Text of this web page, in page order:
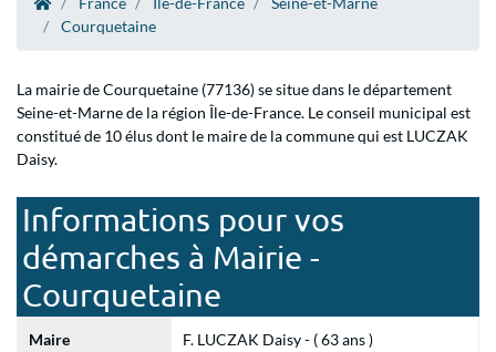
Courquetaine
La mairie de Courquetaine (77136) se situe dans le département
Seine-et-Marne de la région Île-de-France. Le conseil municipal est
constitué de 10 élus dont le maire de la commune qui est LUCZAK
Daisy.
Informations pour vos
démarches à Mairie -
Courquetaine
Maire F. LUCZAK Daisy - ( 63 ans )